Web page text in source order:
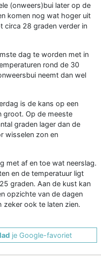
(onweers)bui later op de
komen nog wat hoger uit
circa 28 graden verder in
dag te worden met in
rond de 30
neemt dan wel
is de kans op een
groot. Op de meeste
graden lager dan de
wisselen zon en
met af en toe wat neerslag.
en de temperatuur ligt
graden. Aan de kust kan
opzichte van de dagen
zeker ook te laten zien.
je Google-favoriet